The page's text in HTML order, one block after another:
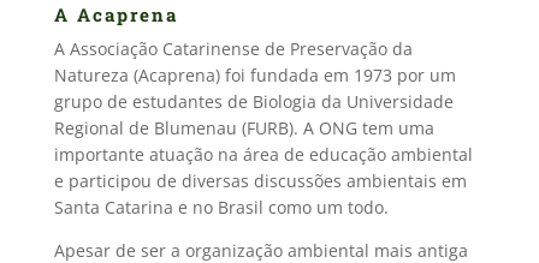
A Acaprena
A Associação Catarinense de Preservação da
Natureza (Acaprena) foi fundada em 1973 por um
grupo de estudantes de Biologia da Universidade
Regional de Blumenau (FURB). A ONG tem uma
importante atuação na área de educação ambiental
e participou de diversas discussões ambientais em
Santa Catarina e no Brasil como um todo.
Apesar de ser a organização ambiental mais antiga